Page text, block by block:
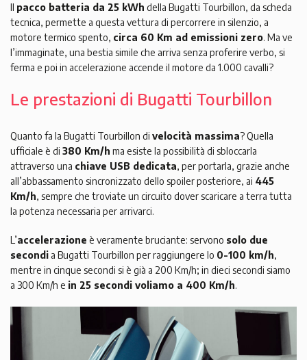
Il pacco batteria da 25 kWh della Bugatti Tourbillon, da scheda
tecnica, permette a questa vettura di percorrere in silenzio, a
motore termico spento, circa 60 Km ad emissioni zero. Ma ve
l’immaginate, una bestia simile che arriva senza proferire verbo, si
ferma e poi in accelerazione accende il motore da 1.000 cavalli?
Le prestazioni di Bugatti Tourbillon
Quanto fa la Bugatti Tourbillon di velocità massima? Quella
ufficiale è di 380 Km/h ma esiste la possibilità di sbloccarla
attraverso una chiave USB dedicata, per portarla, grazie anche
all’abbassamento sincronizzato dello spoiler posteriore, ai 445
Km/h, sempre che troviate un circuito dover scaricare a terra tutta
la potenza necessaria per arrivarci.
L’accelerazione è veramente bruciante: servono solo due
secondi a Bugatti Tourbillon per raggiungere lo 0-100 km/h,
mentre in cinque secondi si è già a 200 Km/h; in dieci secondi siamo
a 300 Km/h e in 25 secondi voliamo a 400 Km/h.